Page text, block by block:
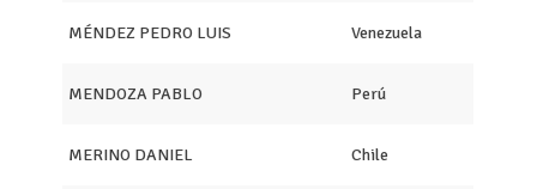
MÉNDEZ PEDRO LUIS Venezuela
MENDOZA PABLO Perú
MERINO DANIEL Chile